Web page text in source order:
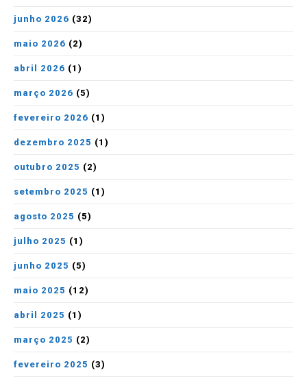
junho 2026 (32)
maio 2026 (2)
abril 2026 (1)
março 2026 (5)
fevereiro 2026 (1)
dezembro 2025 (1)
outubro 2025 (2)
setembro 2025 (1)
agosto 2025 (5)
julho 2025 (1)
junho 2025 (5)
maio 2025 (12)
abril 2025 (1)
março 2025 (2)
fevereiro 2025 (3)